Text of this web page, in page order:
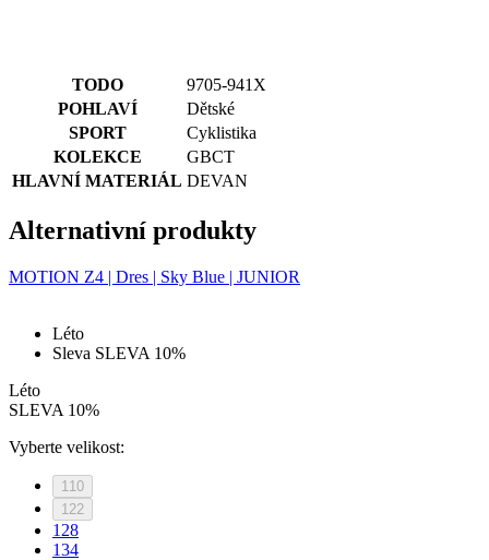
TODO
9705-941X
POHLAVÍ
Dětské
SPORT
Cyklistika
KOLEKCE
GBCT
HLAVNÍ MATERIÁL DEVAN
Alternativní produkty
MOTION Z4 | Dres | Sky Blue | JUNIOR
Léto
Sleva SLEVA 10%
Léto
SLEVA 10%
Vyberte velikost:
110
122
128
134